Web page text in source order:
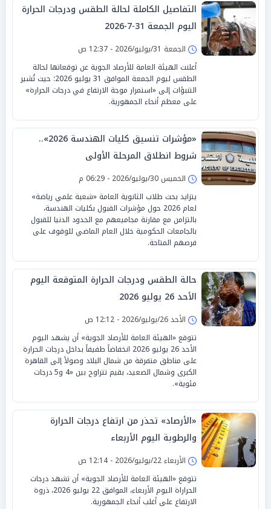
التفاصيل الكاملة لحالة الطقس ودرجات الحرارة
اليوم الجمعة 31-7-2026
الجمعة 31/يوليو/2026 - 12:37 ص
أعلنت الهيئة العامة للأرصاد الجوية عن توقعاتها لحالة
الطقس ليوم الجمعة الموافق 31 يوليو 2026؛ حيث تُشير
التنبؤات إلى «استمرار موجة الارتفاع في درجات الحرارة»
على معظم أنحاء الجمهورية.
«مؤشرات تنسيق كليات الهندسة 2026»..
شروط انطلاق المرحلة الأولى
الخميس 30/يوليو/2026 - 06:29 م
يتزايد بحث طلاب الثانوية العامة «شعبة علمي رياضة»
لعام 2026 حول مؤشرات القبول بكليات الهندسة،
بالتزامن مع مقارنة مجاميعهم مع الحدود الدنيا للقبول
بالجامعات الحكومية خلال العام الماضي للوقوف على
فرصهم المتاحة.
حالة الطقس ودرجات الحرارة المتوقعة اليوم
الأحد 26 يوليو 2026
الأحد 26/يوليو/2026 - 12:12 ص
تتوقع «الهيئة العامة للأرصاد الجوية» أن يشهد اليوم
الأحد 26 يوليو 2026 انخفاضاً طفيفاً بداخل درجات الحرارة
على مناطق متفرقة من شمال البلاد وصولاً إلى القاهرة
الكبرى وشمال الصعيد، بقيم تتراوح بين «4 و5 درجات
مئوية».
«الأرصاد» تحذر من ارتفاع درجات الحرارة
والرطوبة اليوم الأربعاء
الأربعاء 22/يوليو/2026 - 12:14 ص
تتوقع «الهيئة العامة للأرصاد الجوية» أن تشهد درجات
الحراراة اليوم الأربعاء، الموافق 22 يوليو 2026، ذروة
الارتفاع على أغلب أنحاء الجمهورية.